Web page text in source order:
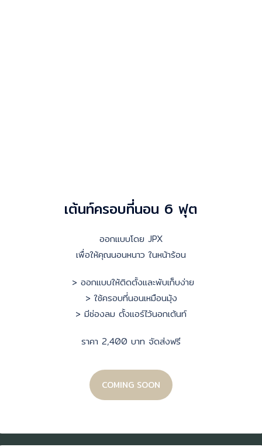
เต้นท์ครอบที่นอน 6 ฟุต
ออกแบบโดย JPX
เพื่อให้คุณนอนหนาว ในหน้าร้อน
> ออกแบบให้ติดตั้งและพับเก็บง่าย
> ใช้ครอบที่นอนเหมือนมุ้ง
> มีช่องลม ตั้งแอร์ไว้นอกเต้นท์
ราคา 2,400 บาท จัดส่งฟรี
COMING SOON